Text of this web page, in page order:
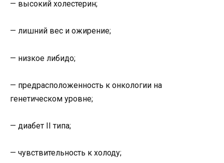
— высокий холестерин;
— лишний вес и ожирение;
— низкое либидо;
— предрасположенность к онкологии на
генетическом уровне;
— диабет II типа;
— чувствительность к холоду;